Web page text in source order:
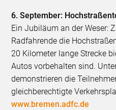
6. September:
Ein Jubiläum an der Weser:
Radfahrende die
20 Kilometer lange Strecke
Autos vorbehalten sind.
demonstrieren die
gleichberechtigte
www.bremen.adfc.de